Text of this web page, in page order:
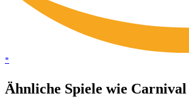
*
Ähnliche Spiele wie